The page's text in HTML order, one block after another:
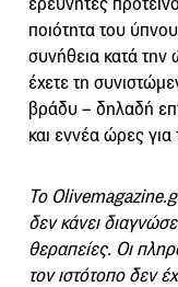
ποιότητα του
συνήθεια κατά την
έχετε τη
βράδυ – δηλαδή
και εννέα ώρες
Το
δεν κάνει
θεραπείες. Οι
τον ιστότοπο δεν